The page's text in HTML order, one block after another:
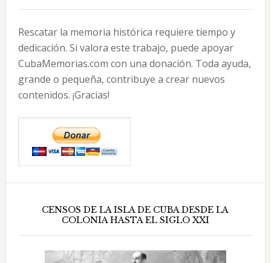
Rescatar la memoria histórica requiere tiempo y
dedicación. Si valora este trabajo, puede apoyar
CubaMemorias.com con una donación. Toda ayuda,
grande o pequeña, contribuye a crear nuevos
contenidos. ¡Gracias!
CENSOS DE LA ISLA DE CUBA DESDE LA
COLONIA HASTA EL SIGLO XXI